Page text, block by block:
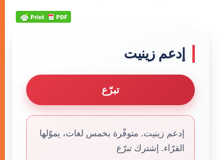
إدعم زينيت
تبرّع
إدعم زينيت. متوفّرة بخمس لغات، يموّلها
القرّاء. إشترك تبرّع